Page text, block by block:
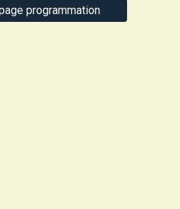
programmation